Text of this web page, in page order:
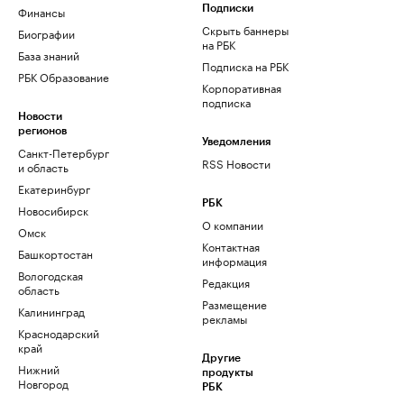
Финансы
Биографии
База знаний
РБК Образование
Новости
регионов
Санкт-Петербург
и область
Екатеринбург
Новосибирск
Омск
Башкортостан
Вологодская
область
Калининград
Краснодарский
край
Нижний
Новгород
Подписки
Скрыть баннеры
на РБК
Подписка на РБК
Корпоративная
подписка
Уведомления
RSS Новости
РБК
О компании
Контактная
информация
Редакция
Размещение
рекламы
Другие
продукты
РБК